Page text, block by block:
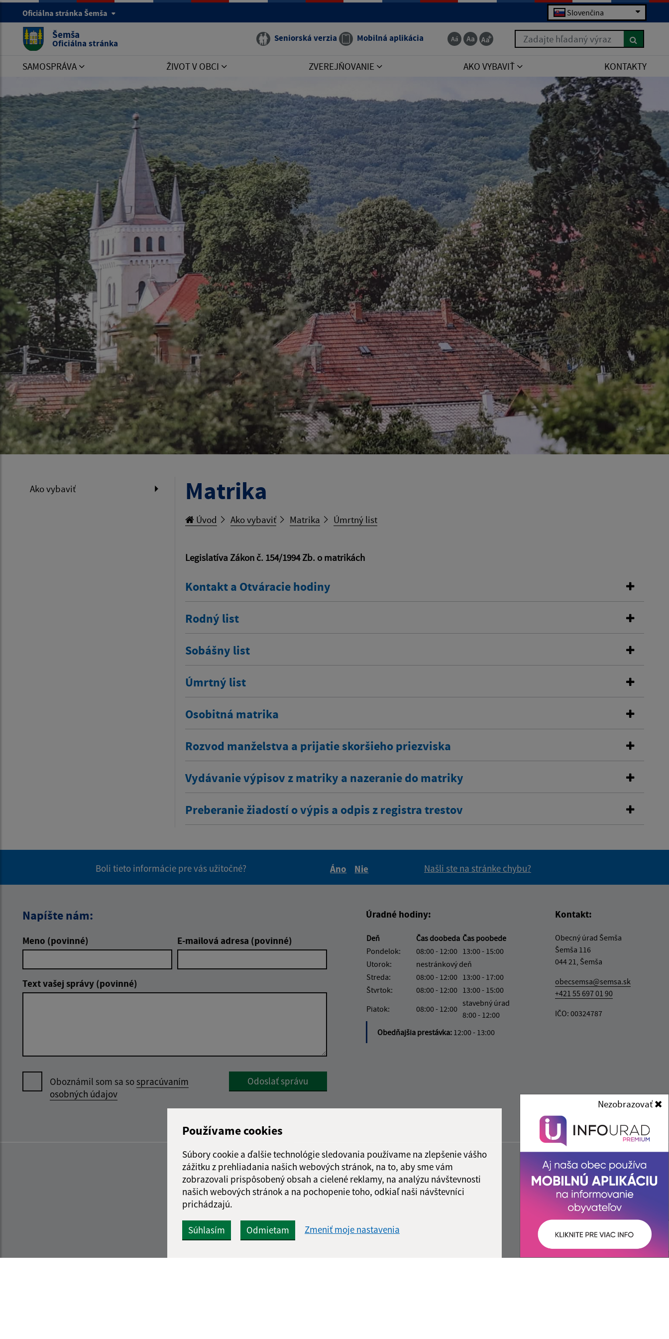
Používame cookies
Súbory cookie a ďalšie technológie sledovania používame na zlepšenie vášho
zážitku z prehliadania našich webových stránok, na to, aby sme vám
zobrazovali prispôsobený obsah a cielené reklamy, na analýzu návštevnosti
našich webových stránok a na pochopenie toho, odkiaľ naši návštevníci
prichádzajú.
Súhlasím Odmietam Zmeniť moje nastavenia
Nezobrazovať
Oficiálna stránka Šemša Slovenčina
Šemša
Oficiálna stránka Seniorská verzia Mobilná aplikácia Zadajte hľadaný výraz
SAMOSPRÁVA ŽIVOT V OBCI ZVEREJŇOVANIE AKO VYBAVIŤ KONTAKTY
Ako vybaviť Matrika
Úvod Ako vybaviť Matrika Úmrtný list
Legislatíva Zákon č. 154/1994 Zb. o matrikách
Kontakt a Otváracie hodiny
Rodný list
Sobášny list
Úmrtný list
Osobitná matrika
Rozvod manželstva a prijatie skoršieho priezviska
Vydávanie výpisov z matriky a nazeranie do matriky
Preberanie žiadostí o výpis a odpis z registra trestov
Boli tieto informácie pre vás užitočné?
Áno
Nie
Našli ste na stránke chybu?
Napíšte nám:
Meno (povinné) E-mailová adresa (povinné)
Text vašej správy (povinné)
Oboznámil som sa sospracúvaním
osobných údajov
Google reCaptcha Response
Odoslať správu
Úradné hodiny:
Deň Čas doobeda Čas poobede
Pondelok:
08:00 - 12:00 13:00 - 15:00
Utorok:
nestránkový deň
Streda:
08:00 - 12:00 13:00 - 17:00
Štvrtok:
08:00 - 12:00 13:00 - 15:00
Piatok:
08:00 - 12:00
stavebný úrad
8:00 - 12:00
Obedňajšia prestávka: 12:00 - 13:00
Kontakt:
Obecný úrad Šemša
Šemša 116
044 21, Šemša
obecsemsa@semsa.sk
+421 55 697 01 90
IČO: 00324787